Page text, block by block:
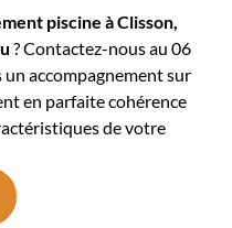
piscine à Clisson,
? Contactez-nous au06
accompagnement sur
en parfaite cohérence
de votre